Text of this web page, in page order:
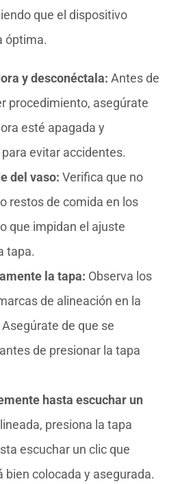
que el dispositivo
óptima.
y desconéctala: Antes de
procedimiento, asegúrate
esté apagada y
evitar accidentes.
del vaso: Verifica que no
restos de comida en los
que impidan el ajuste
tapa.
la tapa: Observa los
de alineación en la
de que se
de presionar la tapa
hasta escuchar un
presiona la tapa
escuchar un clic que
bien colocada y asegurada.